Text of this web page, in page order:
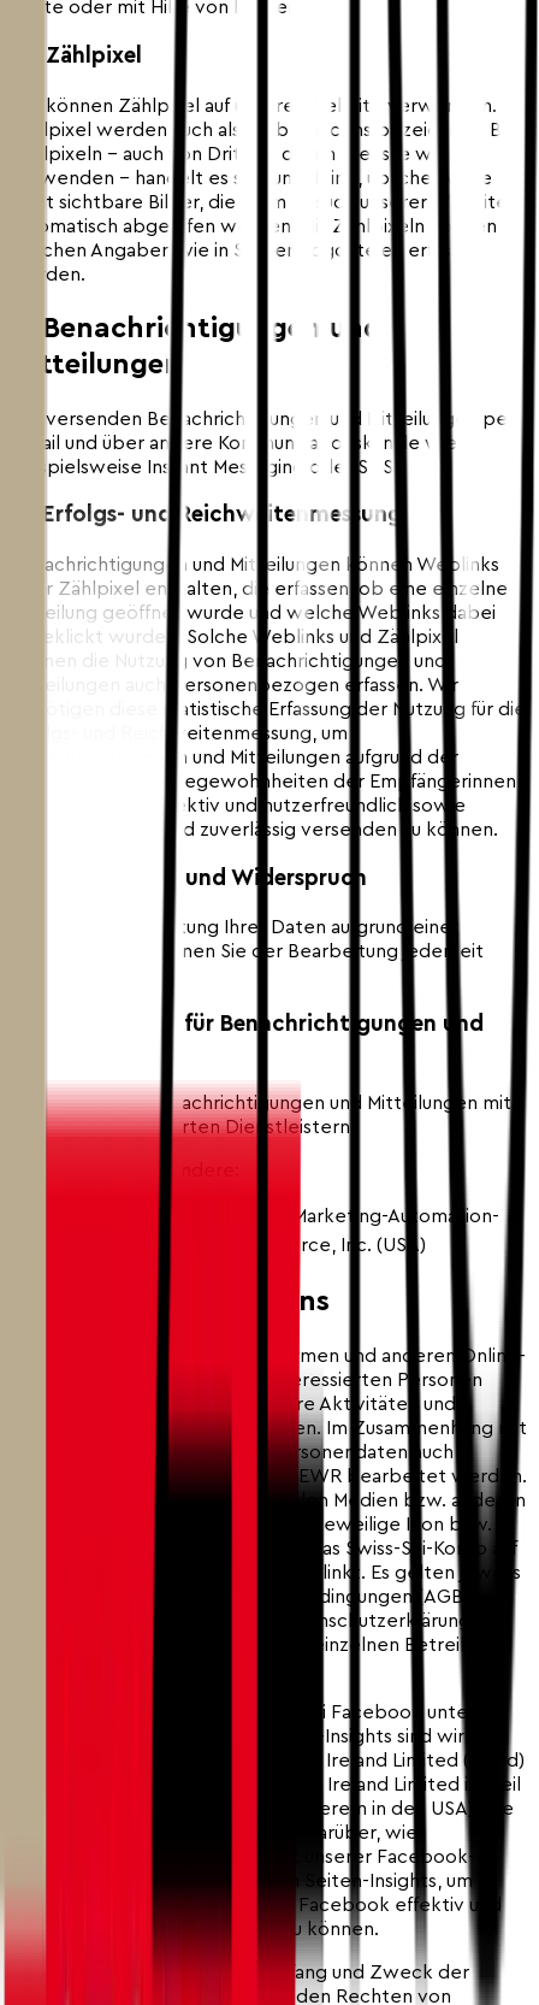
Dritte oder mit Hilfe von Dritten.
7.2 Zählpixel
Wir können Zählpixel auf unserer Website verwenden.
Zählpixel werden auch als Web-Beacons bezeichnet. Bei
Zählpixeln – auch von Dritten, deren Dienste wir
verwenden – handelt es sich um kleine, üblicherweise
nicht sichtbare Bilder, die beim Besuch unserer Website
automatisch abgerufen werden. Mit Zählpixeln können die
gleichen Angaben wie in Server-Logdateien erfasst
werden.
8. Benachrichtigungen und
Mitteilungen
Wir versenden Benachrichtigungen und Mitteilungen per
E-Mail und über andere Kommunikationskanäle wie
beispielsweise Instant Messaging oder SMS.
8.1 Erfolgs- und Reichweitenmessung
Benachrichtigungen und Mitteilungen können Weblinks
oder Zählpixel enthalten, die erfassen, ob eine einzelne
Mitteilung geöffnet wurde und welche Weblinks dabei
angeklickt wurden. Solche Weblinks und Zählpixel
können die Nutzung von Benachrichtigungen und
Mitteilungen auch personenbezogen erfassen. Wir
benötigen diese statistische Erfassung der Nutzung für die
Erfolgs- und Reichweitenmessung, um
Benachrichtigungen und Mitteilungen aufgrund der
Bedürfnisse und Lesegewohnheiten der Empfängerinnen
und Empfänger effektiv und nutzerfreundlich sowie
dauerhaft, sicher und zuverlässig versenden zu können.
8.2 Einwilligung und Widerspruch
Erfolgt die Bearbeitung Ihrer Daten aufgrund einer
Einwilligung, so können Sie der Bearbeitung jederzeit
8.3 Dienstleister für Benachrichtigungen und
Wir versenden Benachrichtigungen und Mitteilungen mit
Hilfe von spezialisierten Dienstleistern.
Salesforce Marketing Cloud: Marketing-Automation-
Plattform; Anbieterin: Salesforce, Inc. (USA)
9. Social Media Plug-ins
Wir sind auf Social Media-Plattformen und anderen Online-
Plattformen präsent, um mit interessierten Personen
kommunizieren sowie über unsere Aktivitäten und
Tätigkeiten informieren zu können. Im Zusammenhang mit
solchen Plattformen können Personendaten auch
ausserhalb der Schweiz und des EWR bearbeitet werden.
Dafür nutzen wir Plug-ins zu sozialen Medien bzw. anderen
Plattformen. Durch Klicken auf das jeweilige Icon bzw.
Logo werden Sie automatisch auf das Swiss-Ski-Konto auf
der entsprechenden Plattform verlinkt. Es gelten jeweils
auch die Allgemeinen Geschäftsbedingungen (AGB) und
Nutzungsbedingungen sowie Datenschutzerklärungen
und sonstigen Bestimmungen der einzelnen Betreiber
Für unsere Social Media-Präsenz bei Facebook unter
Einschluss der sogenannten Seiten-Insights sind wir
gemeinsam mit der Meta Platforms Ireland Limited (Irland)
verantwortlich. Die Meta Platforms Ireland Limited ist Teil
der Meta-Unternehmen (unter anderem in den USA). Die
Seiten-Insights geben Aufschluss darüber, wie
Besucherinnen und Besucher mit unserer Facebook-
Präsenz interagieren. Wir nutzen Seiten-Insights, um
unsere Social Media-Präsenz bei Facebook effektiv und
nutzerfreundlich bereitstellen zu können.
Weitere Angaben über Art, Umfang und Zweck der
Datenbearbeitung, Angaben zu den Rechten von